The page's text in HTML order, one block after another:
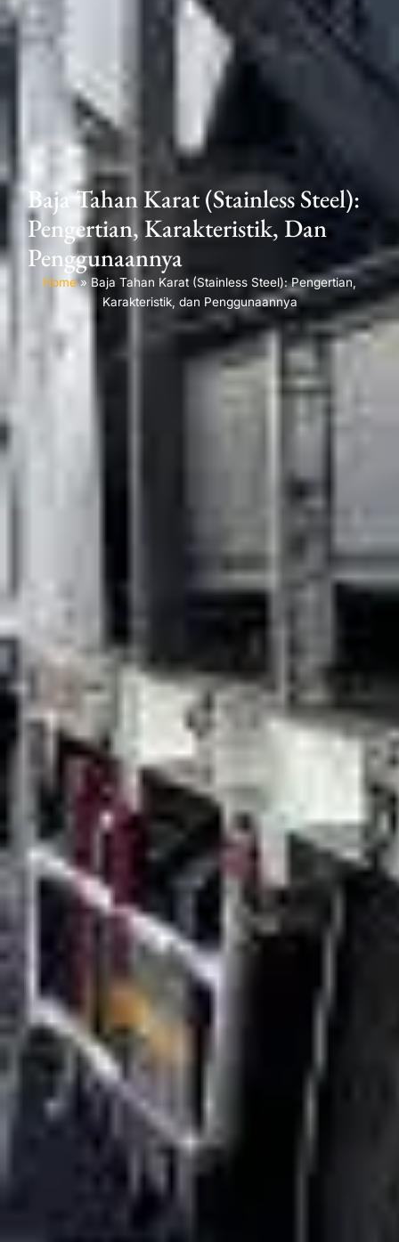
Baja Tahan Karat (Stainless Steel):
Pengertian, Karakteristik, Dan
Penggunaannya
Home» Baja Tahan Karat (Stainless Steel): Pengertian,
Karakteristik, dan Penggunaannya